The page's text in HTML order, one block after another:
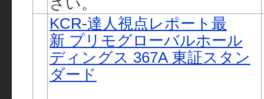
さい。
KCR-達人視点レポート最
新 プリモグローバルホール
ディングス 367A 東証スタン
ダード